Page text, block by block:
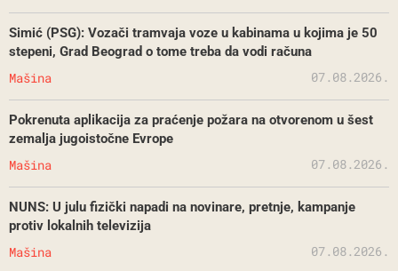
Simić (PSG): Vozači tramvaja voze u kabinama u kojima je 50
stepeni, Grad Beograd o tome treba da vodi računa
Mašina 07.08.2026.
Pokrenuta aplikacija za praćenje požara na otvorenom u šest
zemalja jugoistočne Evrope
Mašina 07.08.2026.
NUNS: U julu fizički napadi na novinare, pretnje, kampanje
protiv lokalnih televizija
Mašina 07.08.2026.